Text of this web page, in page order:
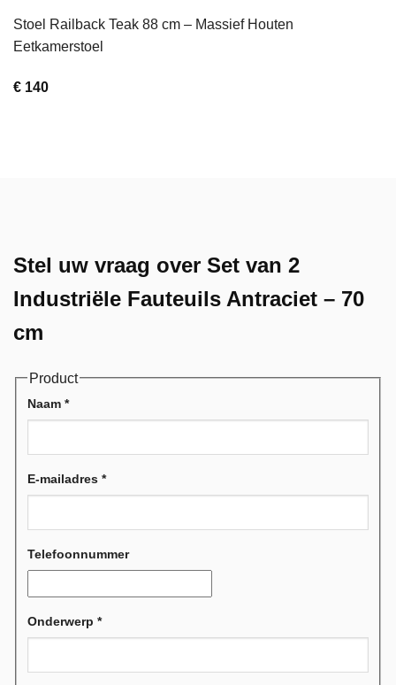
Stoel Railback Teak 88 cm – Massief Houten
Eetkamerstoel
€ 140
Stel uw vraag over Set van 2
Industriële Fauteuils Antraciet – 70
cm
Product
Naam *
E-mailadres *
Telefoonnummer
Onderwerp *